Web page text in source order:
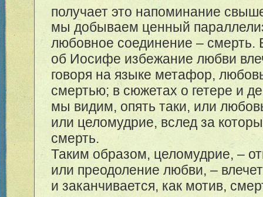
получает это напоминание
мы добываем ценный
любовное соединение – смерть.
об Иосифе избежание любви
говоря на языке метафор,
смертью; в сюжетах о гетере и
мы видим, опять таки, или
или целомудрие, вслед за
смерть.
Таким образом, целомудрие, –
или преодоление любви, –
и заканчивается, как мотив,